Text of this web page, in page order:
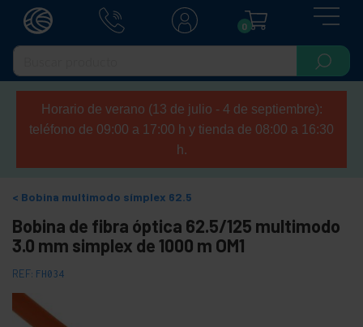
0
Horario de verano (13 de julio - 4 de septiembre):
teléfono de 09:00 a 17:00 h y tienda de 08:00 a 16:30
h.
Bobina multimodo símplex 62.5
Bobina de fibra óptica 62.5/125 multimodo
3.0 mm simplex de 1000 m OM1
REF: FH034